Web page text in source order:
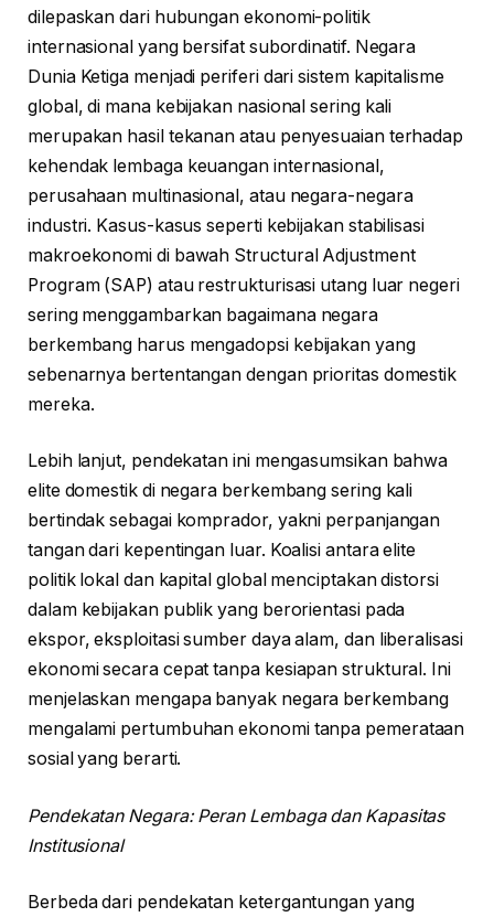
dilepaskan dari hubungan ekonomi-politik
internasional yang bersifat subordinatif. Negara
Dunia Ketiga menjadi periferi dari sistem kapitalisme
global, di mana kebijakan nasional sering kali
merupakan hasil tekanan atau penyesuaian terhadap
kehendak lembaga keuangan internasional,
perusahaan multinasional, atau negara-negara
industri. Kasus-kasus seperti kebijakan stabilisasi
makroekonomi di bawah Structural Adjustment
Program (SAP) atau restrukturisasi utang luar negeri
sering menggambarkan bagaimana negara
berkembang harus mengadopsi kebijakan yang
sebenarnya bertentangan dengan prioritas domestik
mereka.
Lebih lanjut, pendekatan ini mengasumsikan bahwa
elite domestik di negara berkembang sering kali
bertindak sebagai komprador, yakni perpanjangan
tangan dari kepentingan luar. Koalisi antara elite
politik lokal dan kapital global menciptakan distorsi
dalam kebijakan publik yang berorientasi pada
ekspor, eksploitasi sumber daya alam, dan liberalisasi
ekonomi secara cepat tanpa kesiapan struktural. Ini
menjelaskan mengapa banyak negara berkembang
mengalami pertumbuhan ekonomi tanpa pemerataan
sosial yang berarti.
Pendekatan Negara: Peran Lembaga dan Kapasitas
Institusional
Berbeda dari pendekatan ketergantungan yang